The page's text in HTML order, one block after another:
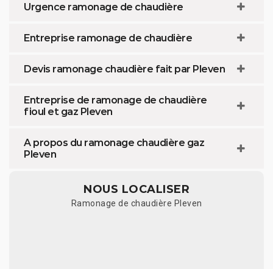
Urgence ramonage de chaudière
Entreprise ramonage de chaudière
Devis ramonage chaudière fait par Pleven
Entreprise de ramonage de chaudière
fioul et gaz Pleven
A propos du ramonage chaudière gaz
Pleven
NOUS LOCALISER
Ramonage de chaudière Pleven